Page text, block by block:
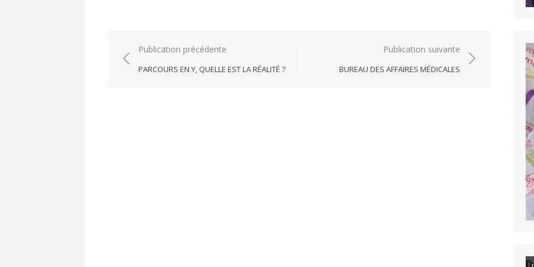
Navigation
de
Publication précédente
PARCOURS EN Y, QUELLE EST LA RÉALITÉ ?
Publication suivante
BUREAU DES AFFAIRES MÉDICALES